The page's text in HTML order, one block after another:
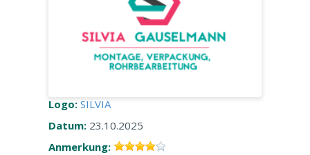
Logo: SILVIA
Datum: 23.10.2025
Anmerkung: